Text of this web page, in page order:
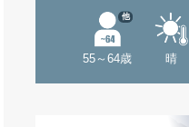
55～64歳
他
晴